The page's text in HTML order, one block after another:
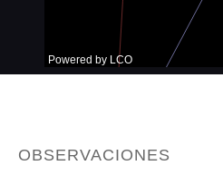
OBSERVACIONES